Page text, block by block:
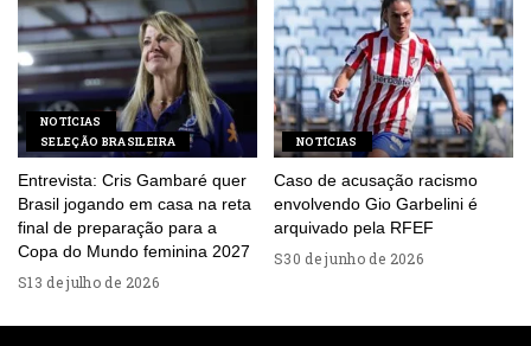
NOTÍCIAS
SELEÇÃO BRASILEIRA
Entrevista: Cris Gambaré quer
Brasil jogando em casa na reta
final de preparação para a
Copa do Mundo feminina 2027
13 de julho de 2026
NOTÍCIAS
Caso de acusação racismo
envolvendo Gio Garbelini é
arquivado pela RFEF
30 de junho de 2026